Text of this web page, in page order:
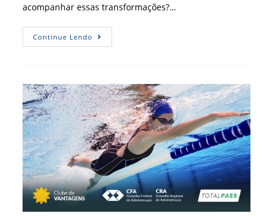
acompanhar essas transformações?…
Continue Lendo Prosci
Brasil
Do
Clube
De
Vantagens
Do
CFA